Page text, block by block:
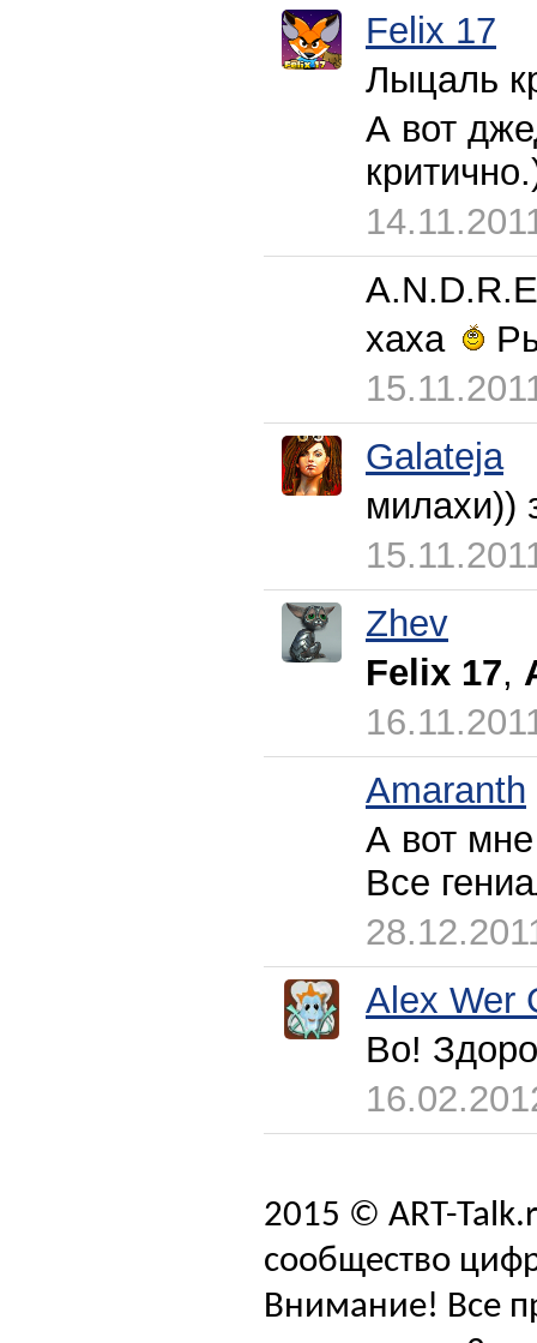
Felix 17
Лыцаль
А вот
хаха
Galateja
милахи))
Zhev
Felix 17,
Amaranth
А вот
Все
Alex Wer
Во!
2015 © ART-
сообщество
Внимание! Все